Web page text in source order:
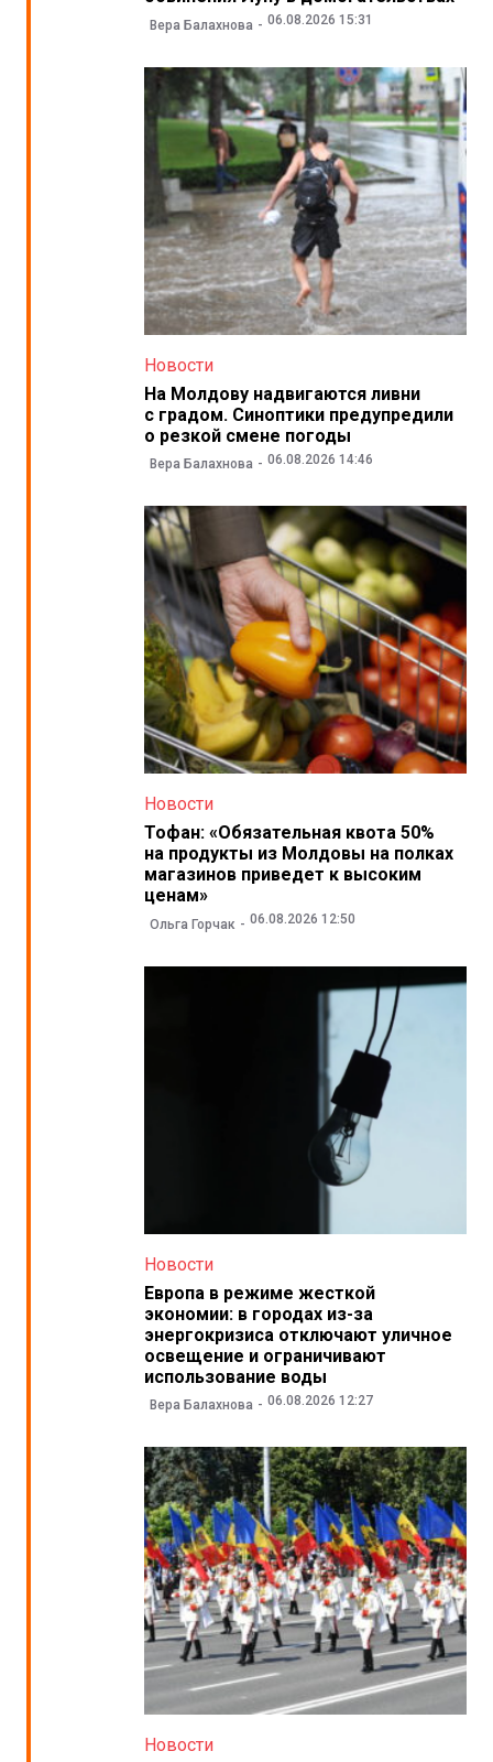
Вера Балахнова 06.08.2026 15:31
Новости
На Молдову надвигаются ливни
с градом. Синоптики предупредили
о резкой смене погоды
Вера Балахнова 06.08.2026 14:46
Новости
Тофан: «Обязательная квота 50%
на продукты из Молдовы на полках
магазинов приведет к высоким
ценам»
Ольга Горчак 06.08.2026 12:50
Новости
Европа в режиме жесткой
экономии: в городах из-за
энергокризиса отключают уличное
освещение и ограничивают
использование воды
Вера Балахнова 06.08.2026 12:27
Новости